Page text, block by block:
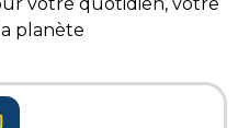
planète